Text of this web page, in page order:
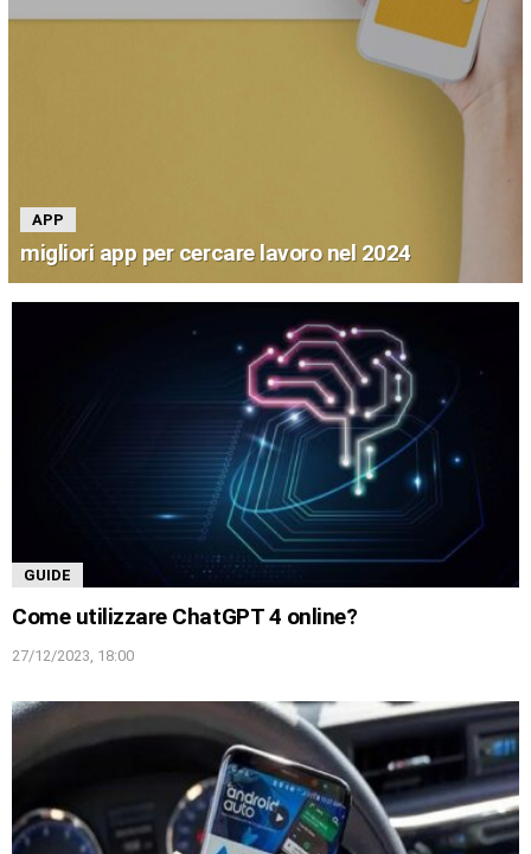
APP
migliori app per cercare lavoro nel 2024
GUIDE
Come utilizzare ChatGPT 4 online?
27/12/2023, 18:00